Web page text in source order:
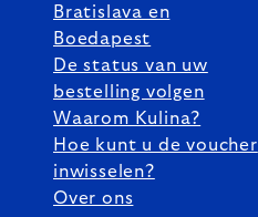
Bratislava en
Boedapest
De status van uw
bestelling volgen
Waarom Kulina?
Hoe kunt u de voucher
inwisselen?
Over ons